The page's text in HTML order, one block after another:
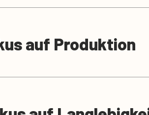
auf Produktion